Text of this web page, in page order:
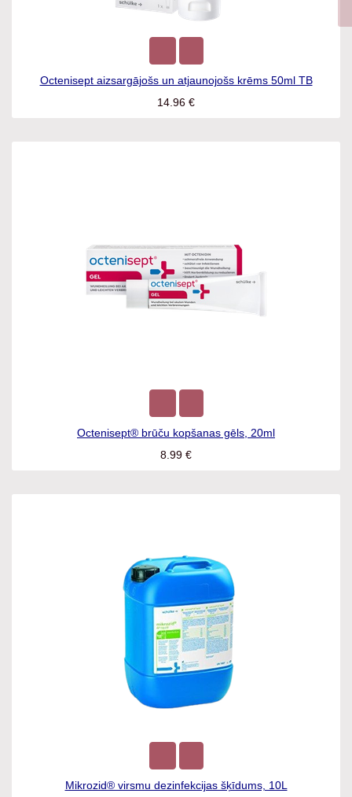
Octenisept aizsargājošs un atjaunojošs krēms 50ml TB
14.96€
Octenisept® brūču kopšanas gēls, 20ml
8.99€
Mikrozid® virsmu dezinfekcijas šķīdums, 10L